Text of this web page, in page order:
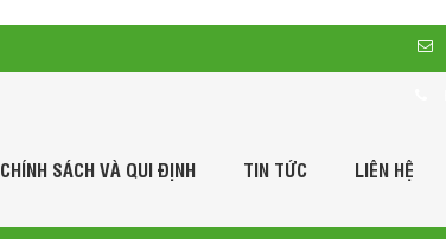
CHÍNH SÁCH VÀ QUI ĐỊNH TIN TỨC LIÊN HỆ